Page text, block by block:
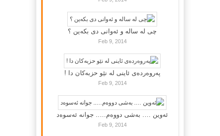
چی لە سالە و ئەوانی دی بكەین ؟
Feb 9, 2014
پەروەردەی ئاینی لە نێو حزبەکان دا !
Feb 9, 2014
ئەوین …. بەشی دووەم….. جوانە ئەسوەد
Feb 9, 2014